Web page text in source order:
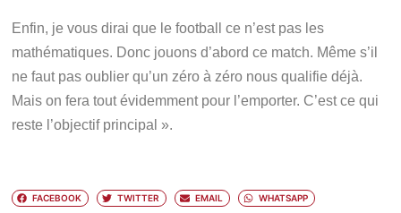
Enfin, je vous dirai que le football ce n’est pas les
mathématiques. Donc jouons d’abord ce match. Même s’il
ne faut pas oublier qu’un zéro à zéro nous qualifie déjà.
Mais on fera tout évidemment pour l’emporter. C’est ce qui
reste l’objectif principal ».
FACEBOOK TWITTER EMAIL WHATSAPP